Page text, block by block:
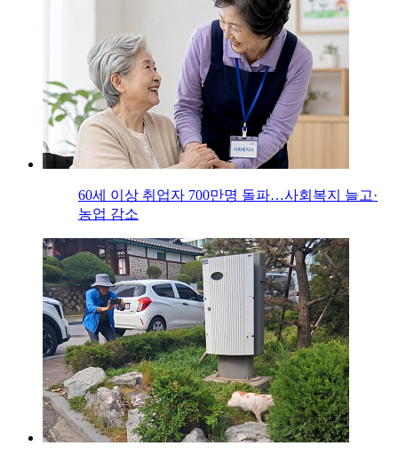
60세 이상 취업자 700만명 돌파…사회복지 늘고·
농업 감소